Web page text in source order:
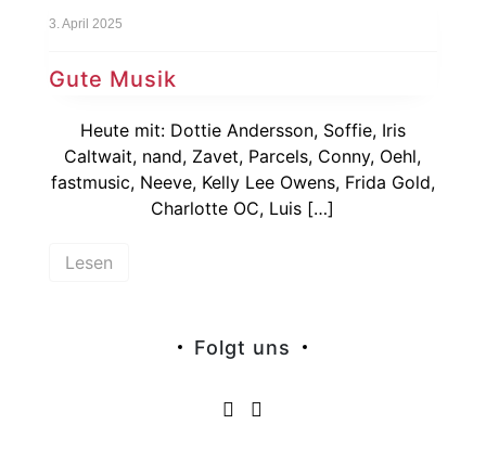
3. April 2025
Gute Musik
Heute mit: Dottie Andersson, Soffie, Iris
Caltwait, nand, Zavet, Parcels, Conny, Oehl,
fastmusic, Neeve, Kelly Lee Owens, Frida Gold,
Charlotte OC, Luis […]
Lesen
Folgt uns